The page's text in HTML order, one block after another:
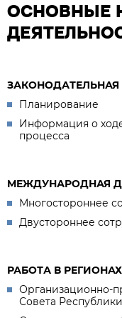
ОСНОВНЫЕ
ЗАКОНОДАТЕЛЬНАЯ
Планирование
Информация о ходе
процесса
МЕЖДУНАРОДНАЯ
Многостороннее
Двустороннее
РАБОТА В РЕГИОНАХ
Организационно-
Совета